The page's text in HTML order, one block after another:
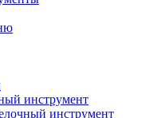
инструмент
инструмент